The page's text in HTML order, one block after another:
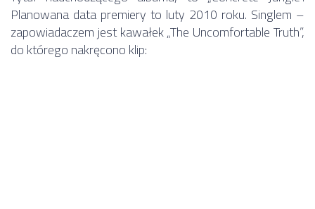
Planowana data premiery to luty 2010 roku. Singlem –
zapowiadaczem jest kawałek „The Uncomfortable Truth”,
do którego nakręcono klip: